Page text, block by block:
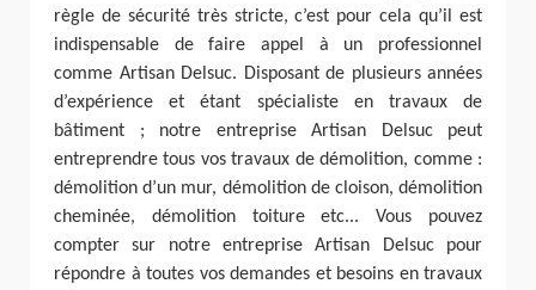
règle de sécurité très stricte, c’est pour cela qu’il est
indispensable de faire appel à un professionnel
comme Artisan Delsuc. Disposant de plusieurs années
d’expérience et étant spécialiste en travaux de
bâtiment ; notre entreprise Artisan Delsuc peut
entreprendre tous vos travaux de démolition, comme :
démolition d’un mur, démolition de cloison, démolition
cheminée, démolition toiture etc... Vous pouvez
compter sur notre entreprise Artisan Delsuc pour
répondre à toutes vos demandes et besoins en travaux